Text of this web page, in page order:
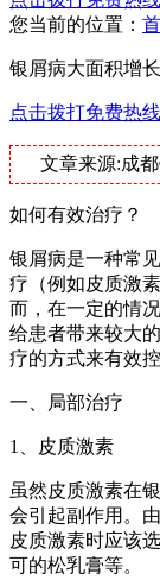
您当前的位置：
银屑病大面积增长
点击拨打免费热
文章来源:成
如何有效治疗？
银屑病是一种常
疗（例如皮质激
而，在一定的情
给患者带来较大
疗的方式来有效控
一、局部治疗
1、皮质激素
虽然皮质激素在
会引起副作用。
皮质激素时应该
可的松乳膏等。